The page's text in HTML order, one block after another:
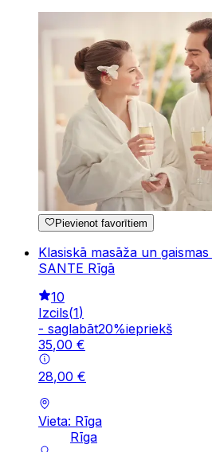
Pievienot favorītiem
Klasiskā masāža un
SANTE Rīgā
10
Izcils(1)
- saglabāt20%iepriekš
35,00 €
28,00 €
Vieta: Rīga
Rīga